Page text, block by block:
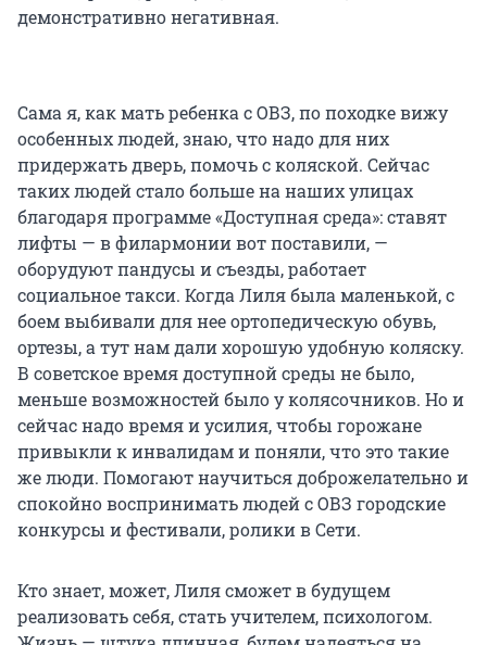
демонстративно негативная.
Сама я, как мать ребенка с ОВЗ, по походке вижу
особенных людей, знаю, что надо для них
придержать дверь, помочь с коляской. Сейчас
таких людей стало больше на наших улицах
благодаря программе «Доступная среда»: ставят
лифты — в филармонии вот поставили, —
оборудуют пандусы и съезды, работает
социальное такси. Когда Лиля была маленькой, с
боем выбивали для нее ортопедическую обувь,
ортезы, а тут нам дали хорошую удобную коляску.
В советское время доступной среды не было,
меньше возможностей было у колясочников. Но и
сейчас надо время и усилия, чтобы горожане
привыкли к инвалидам и поняли, что это такие
же люди. Помогают научиться доброжелательно и
спокойно воспринимать людей с ОВЗ городские
конкурсы и фестивали, ролики в Сети.
Кто знает, может, Лиля сможет в будущем
реализовать себя, стать учителем, психологом.